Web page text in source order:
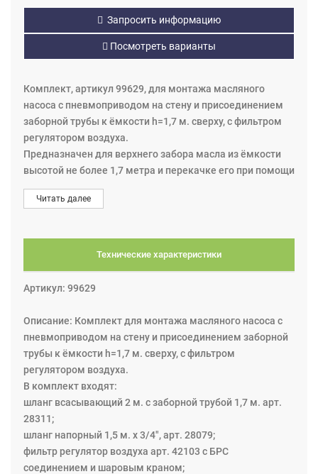
Запросить информацию
Посмотреть варианты
Комплект, артикул 99629, для монтажа масляного
насоса с пневмоприводом на стену и присоединением
заборной трубы к ёмкости h=1,7 м. сверху, с фильтром
регулятором воздуха.
Предназначен для верхнего забора масла из ёмкости
высотой не более 1,7 метра и перекачке его при помощи
насоса по магистральному трубопроводу. Подходит для
насосов: 22800, 22810, 22750, 22760, 22780.
3. фильтр регулятор воздуха арт. 42103 с БРС
4. шланг воздушный 1,5 м. х1/4" арт. 48001 с БРС
соединением;
5. кронштейн для крепления пневматического насоса на
стену, арт. 28524.
Насос не входит в комплект.
Читать далее
Технические характеристики
Артикул: 99629
Описание: Комплект для монтажа масляного насоса с
пневмоприводом на стену и присоединением заборной
трубы к ёмкости h=1,7 м. сверху, с фильтром
регулятором воздуха.
В комплект входят:
шланг всасывающий 2 м. с заборной трубой 1,7 м. арт.
28311;
шланг напорный 1,5 м. х 3/4", арт. 28079;
фильтр регулятор воздуха арт. 42103 с БРС
соединением и шаровым краном;